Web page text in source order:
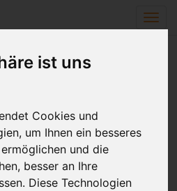
ist uns
Cookies und
um Ihnen ein besseres
und die
besser an Ihre
Diese Technologien
„Locker bleiben“ wurde am
ein gemeinsamer Kletter-
Schule Moers und der
Hierzu machte die
Bönninghardt-Schule einen